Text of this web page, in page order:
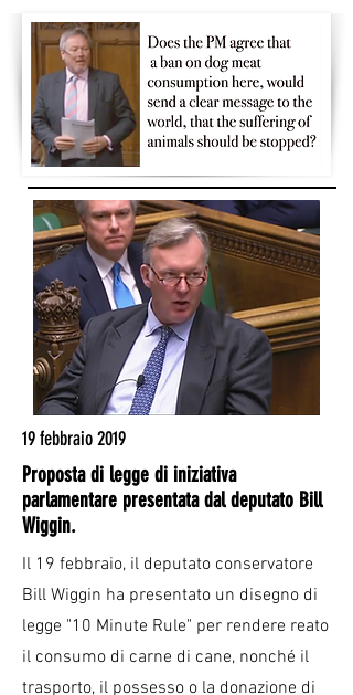
19 febbraio 2019
Proposta di legge di iniziativa
parlamentare presentata dal deputato Bill
Wiggin.
Il 19 febbraio, il deputato conservatore
Bill Wiggin ha presentato un disegno di
legge "10 Minute Rule" per rendere reato
il consumo di carne di cane, nonché il
trasporto, il possesso o la donazione di